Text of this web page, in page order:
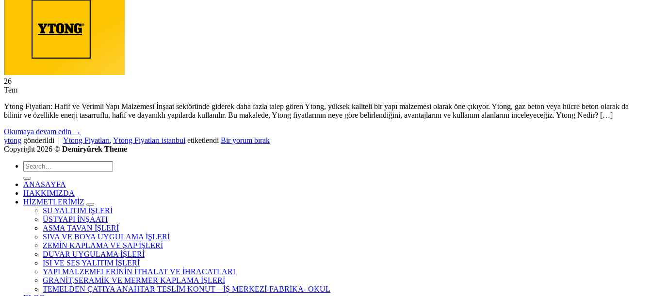
26
Tem
Ytong Fiyatları: Hafif ve Verimli Yapı Malzemesi İnşaat sektöründe giderek daha fazla talep gören Ytong, yüksek kaliteli bir yapı malzemesi olarak öne çıkıyor. Ytong, gaz beton veya hücre beton olarak da
bilinir ve özellikle enerji tasarruflu, hafif ve dayanıklı yapılarda kullanılır. Bu makalede, Ytong fiyatlarının neye göre belirlendiğini, avantajlarını ve kullanım alanlarını inceleyeceğiz. Ytong Nedir? […]
Okumaya devam edin →
ytong gönderildi | Ytong Fiyatları, Ytong Fiyatları istanbul etiketlendi Bir yorum bırak
Copyright 2026 © Demiryürek Theme
ANASAYFA
HAKKIMIZDA
HİZMETLERİMİZ
SU YALITIM İŞLERİ
ÜSTYAPI İNŞAATI
ASMA TAVAN İŞLERİ
SIVA VE BOYA UYGULAMA İŞLERİ
ZEMİN KAPLAMA VE ŞAP İŞLERİ
DUVAR UYGULAMA İŞLERİ
ISI VE SES YALITIM İŞLERİ
YAPI MALZEMELERİNİN İTHALAT VE İHRACATLARI
GRANİT,SERAMİK VE MERMER KAPLAMA İŞLERİ
TEMELDEN ÇATIYA ANAHTAR TESLİM KONUT – İŞ MERKEZİ-FABRİKA- OKUL